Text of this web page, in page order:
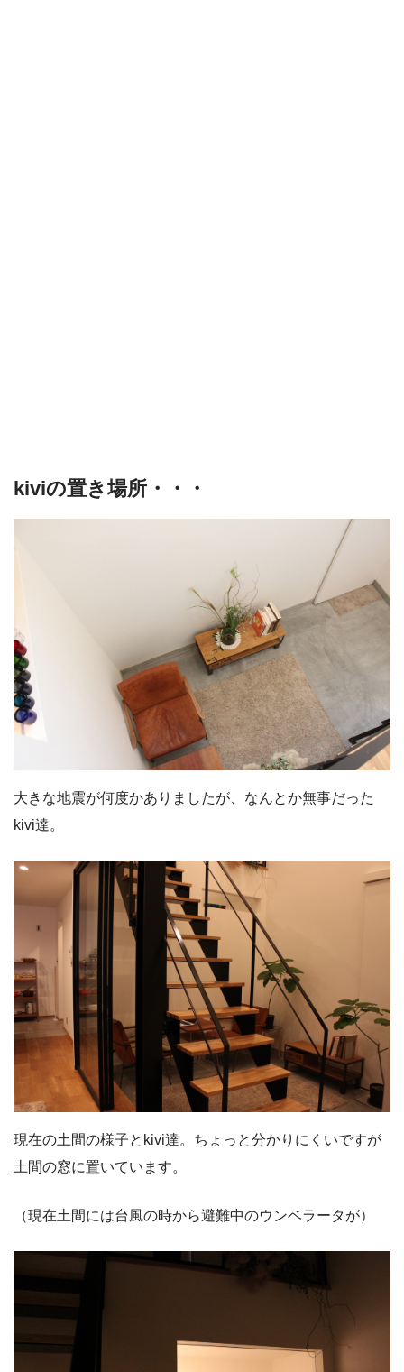
kiviの置き場所・・・
大きな地震が何度かありましたが、なんとか無事だった
kivi達。
現在の土間の様子とkivi達。ちょっと分かりにくいですが
土間の窓に置いています。
（現在土間には台風の時から避難中のウンベラータが）